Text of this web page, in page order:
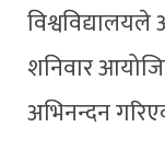
शनिवार
अभिनन्दन